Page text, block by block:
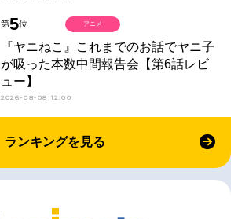
第5位
『ヤニねこ』これまでのお話でヤニ子
が吸った本数中間報告会【第6話レビ
ュー】
2026-08-08 12:00
アニメ
ランキングを見る